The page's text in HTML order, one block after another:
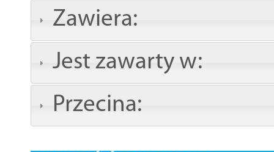
Zawiera:
Jest zawarty w:
Przecina: